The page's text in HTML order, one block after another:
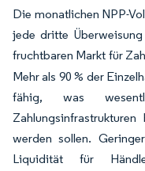
Die monatlichen NPP-
jede dritte
fruchtbaren Markt für
Mehr als 90 % der
fähig, was
werden sollen.
Liquidität für